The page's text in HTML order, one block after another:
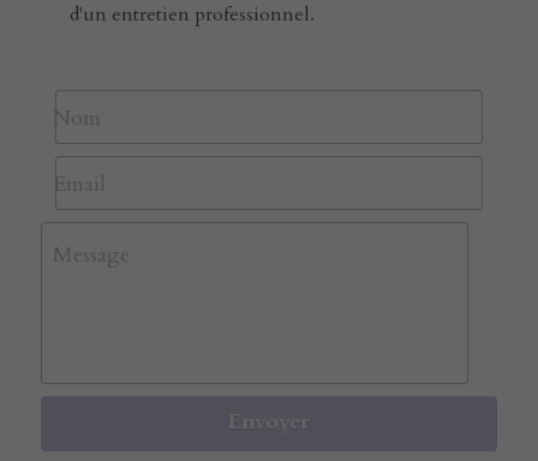
d'un entretien professionnel.
Nom
Email
Message
Envoyer